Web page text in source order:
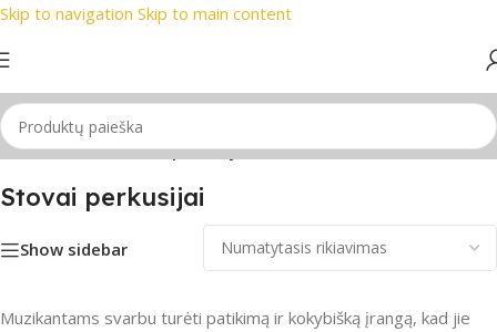
Skip to navigation Skip to main content
ženklai 📦 Nemokamas
Pradžia/Stovai/Stovai perkusijai
Stovai perkusijai
Show sidebar
Muzikantams svarbu turėti patikimą ir kokybišką įrangą, kad jie